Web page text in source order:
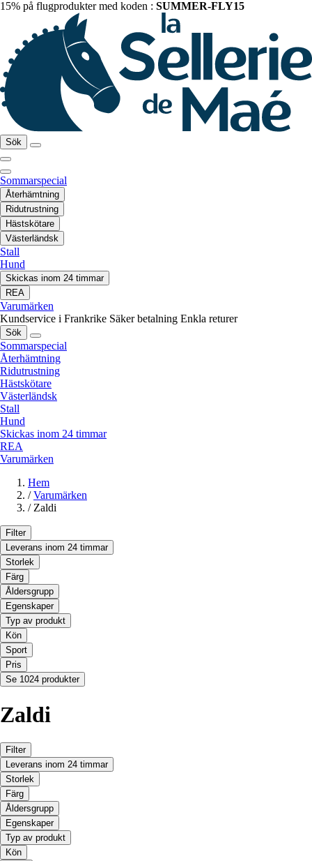
15% på flugprodukter med koden : SUMMER-FLY15
Sök
Sommarspecial
Återhämtning
Ridutrustning
Hästskötare
Västerländsk
Stall
Hund
Skickas inom 24 timmar
REA
Varumärken
Kundservice i Frankrike Säker betalning Enkla returer
Sök
Sommarspecial
Återhämtning
Ridutrustning
Hästskötare
Västerländsk
Stall
Hund
Skickas inom 24 timmar
REA
Varumärken
Hem
/ Varumärken
/ Zaldi
Filter
Leverans inom 24 timmar
Storlek
Färg
Åldersgrupp
Egenskaper
Typ av produkt
Kön
Sport
Pris
Se 1024 produkter
Zaldi
Filter
Leverans inom 24 timmar
Storlek
Färg
Åldersgrupp
Egenskaper
Typ av produkt
Kön